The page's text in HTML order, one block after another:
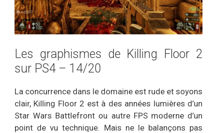
Les graphismes de Killing Floor 2
sur PS4 – 14/20
La concurrence dans le domaine est rude et soyons
clair, Killing Floor 2 est à des années lumières d’un
Star Wars Battlefront ou autre FPS moderne d’un
point de vu technique. Mais ne le balançons pas